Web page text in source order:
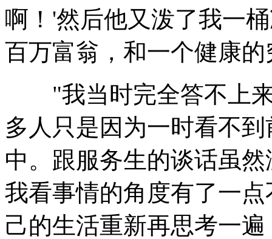
啊！'然后他又泼了我一
百万富翁，和一个健康
"我当时完全答不上来
多人只是因为一时看不
中。跟服务生的谈话虽
我看事情的角度有了一
己的生活重新再思考一